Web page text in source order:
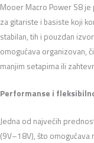
Mooer Macro Power S8
za gitariste i basiste koji
stabilan, tih i pouzdan
omogućava organizovan,
manjim setapima ili
Performanse i
Jedna od najvećih
(9V–18V), što